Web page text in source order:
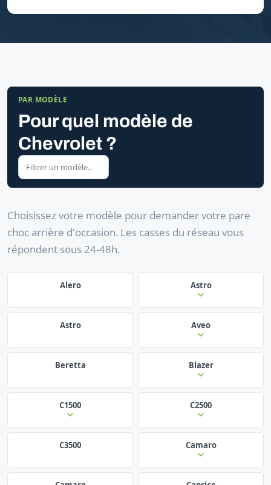
PAR MODÈLE
Pour quel modèle de
Chevrolet ?
Choisissez votre modèle pour demander votre pare
choc arrière d'occasion. Les casses du réseau vous
répondent sous 24-48h.
Alero Astro
Astro Aveo
Beretta Blazer
C1500 C2500
C3500 Camaro